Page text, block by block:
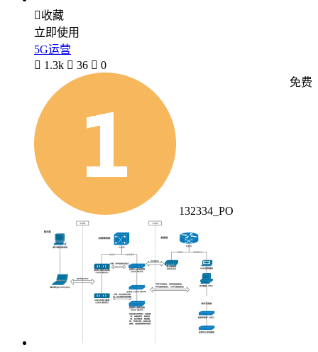
收藏
立即使用
5G运营
 1.3k  36  0
132334_PO
免费